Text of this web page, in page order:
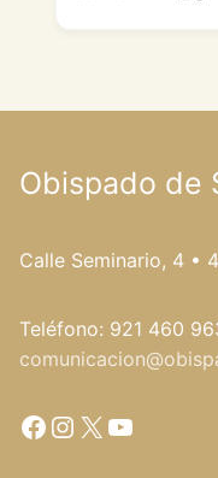
Obispado de
Calle Seminario, 4 •
Teléfono: 921 460
Facebook
Instagram
X YouTube